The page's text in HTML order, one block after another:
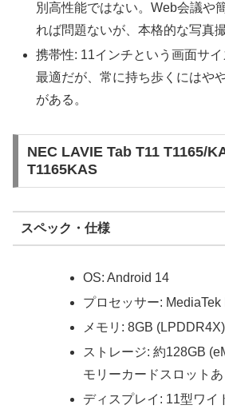
別高性能ではない。Web会議や
れば問題ないが、本格的な写真
携帯性: 11インチという画面サ
最適だが、常に持ち歩くにはや
がある。
NEC LAVIE Tab T11 T1165/
T1165KAS
スペック・仕様
OS: Android 14
プロセッサー:
メモリ: 8GB (LPDDR4X)
ストレージ: 約128GB
モリーカードスロットあ
ディスプレイ: 11型ワイ